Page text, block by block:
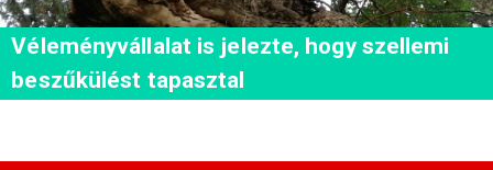
Véleményvállalat is jelezte, hogy szellemi
beszűkülést tapasztal